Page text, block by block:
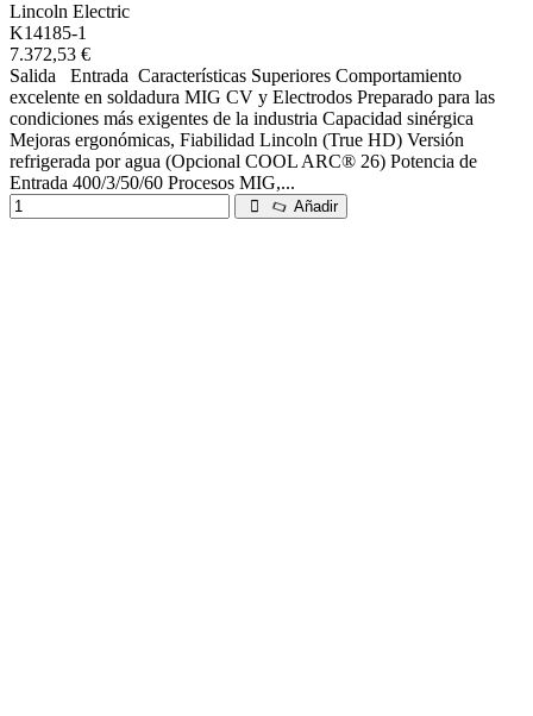
Lincoln Electric
K14185-1
7.372,53 €
Salida Entrada Características Superiores Comportamiento
excelente en soldadura MIG CV y Electrodos Preparado para las
condiciones más exigentes de la industria Capacidad sinérgica
Mejoras ergonómicas, Fiabilidad Lincoln (True HD) Versión
refrigerada por agua (Opcional COOL ARC® 26) Potencia de
Entrada 400/3/50/60 Procesos MIG,...
Añadir